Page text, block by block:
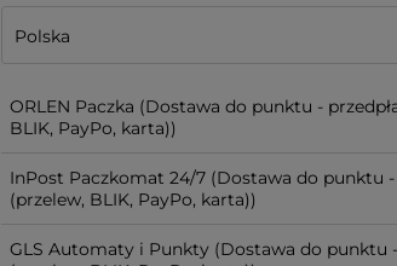
ORLEN Paczka (Dostawa do punktu -
BLIK, PayPo, karta))
InPost Paczkomat 24/7 (Dostawa do punktu -
(przelew, BLIK, PayPo, karta))
GLS Automaty i Punkty (Dostawa do punktu